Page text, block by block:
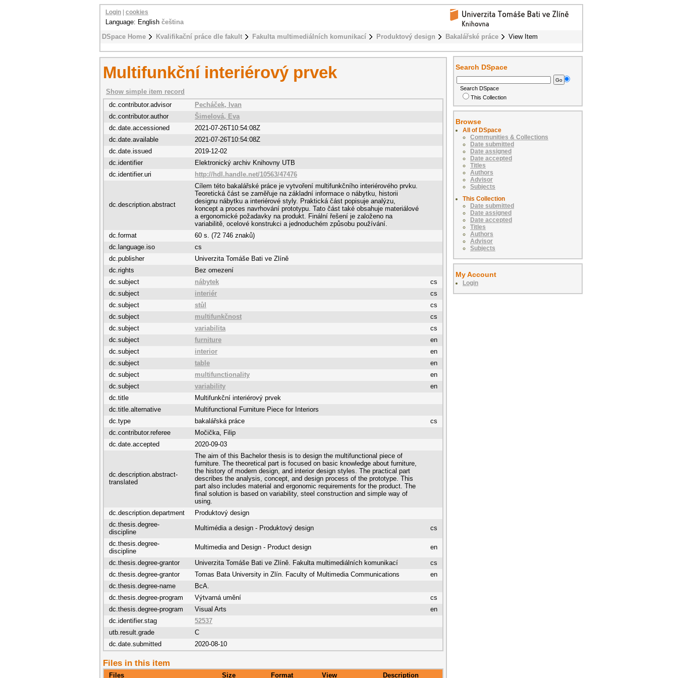
DSpace Home Kvalifikační práce dle fakult Fakulta multimediálních komunikací Produktový design Bakalářské práce View Item
Login cookies
Language: English čeština
Multifunkční interiérový prvek
Show simple item record
dc.contributor.advisor
Pecháček, Ivan
dc.contributor.author
Šimelová, Eva
dc.date.accessioned
2021-07-26T10:54:08Z
dc.date.available
2021-07-26T10:54:08Z
dc.date.issued
2019-12-02
dc.identifier
Elektronický archiv Knihovny UTB
dc.identifier.uri
http://hdl.handle.net/10563/47476
dc.description.abstract
Cílem této bakalářské práce je vytvoření multifunkčního interiérového prvku.
Teoretická část se zaměřuje na základní informace o nábytku, historii
designu nábytku a interiérové styly. Praktická část popisuje analýzu,
koncept a proces navrhování prototypu. Tato část také obsahuje materiálové
a ergonomické požadavky na produkt. Finální řešení je založeno na
variabilitě, ocelové konstrukci a jednoduchém způsobu používání.
dc.format
60 s. (72 746 znaků)
dc.language.iso
cs
dc.publisher
Univerzita Tomáše Bati ve Zlíně
dc.rights
Bez omezení
dc.subject
nábytek
cs
dc.subject
interiér
cs
dc.subject
stůl
cs
dc.subject
multifunkčnost
cs
dc.subject
variabilita
cs
dc.subject
furniture
en
dc.subject
interior
en
dc.subject
table
en
dc.subject
multifunctionality
en
dc.subject
variability
en
dc.title
Multifunkční interiérový prvek
dc.title.alternative
Multifunctional Furniture Piece for Interiors
dc.type
bakalářská práce
cs
dc.contributor.referee
Močička, Filip
dc.date.accepted
2020-09-03
dc.description.abstract-
translated
The aim of this Bachelor thesis is to design the multifunctional piece of
furniture. The theoretical part is focused on basic knowledge about furniture,
the history of modern design, and interior design styles. The practical part
describes the analysis, concept, and design process of the prototype. This
part also includes material and ergonomic requirements for the product. The
final solution is based on variability, steel construction and simple way of
using.
dc.description.department
Produktový design
dc.thesis.degree-
discipline
Multimédia a design - Produktový design cs
dc.thesis.degree-
discipline
Multimedia and Design - Product design en
dc.thesis.degree-grantor Univerzita Tomáše Bati ve Zlíně. Fakulta multimediálních komunikací
cs
dc.thesis.degree-grantor
Tomas Bata University in Zlín. Faculty of Multimedia Communications
en
dc.thesis.degree-name
BcA.
dc.thesis.degree-program
Výtvarná umění
cs
dc.thesis.degree-program
Visual Arts
en
dc.identifier.stag
52537
utb.result.grade
C
dc.date.submitted
2020-08-10
Files in this item
Files Size Format View Description
Search DSpace
Search DSpace
This Collection
Browse
All of DSpace
Communities & Collections
Date submitted
Date assigned
Date accepted
Titles
Authors
Advisor
Subjects
This Collection
Date submitted
Date assigned
Date accepted
Titles
Authors
Advisor
Subjects
My Account
Login